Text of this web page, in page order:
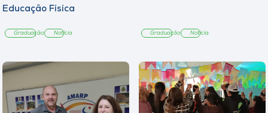
Educação Física
Graduação Notícia Graduação Notícia